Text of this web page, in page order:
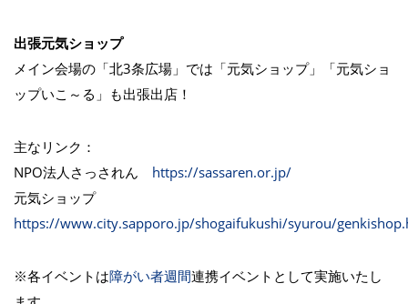
出張元気ショップ
メイン会場の「北3条広場」では「元気ショップ」「元気ショ
ップいこ～る」も出張出店！
主なリンク：
NPO法人さっされん https://sassaren.or.jp/
元気ショップ
https://www.city.sapporo.jp/shogaifukushi/syurou/
※各イベントは障がい者週間連携イベントとして実施いたし